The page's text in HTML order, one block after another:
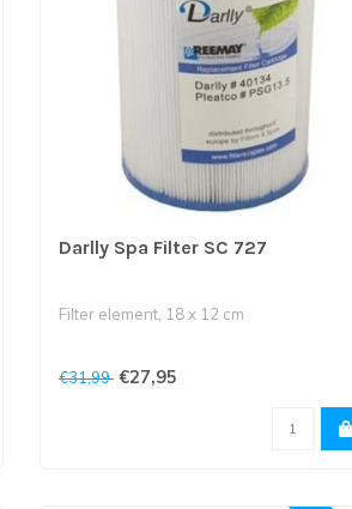
Darlly Spa Filter SC 727
Filter element, 18 x 12 cm
€31,99 €27,95